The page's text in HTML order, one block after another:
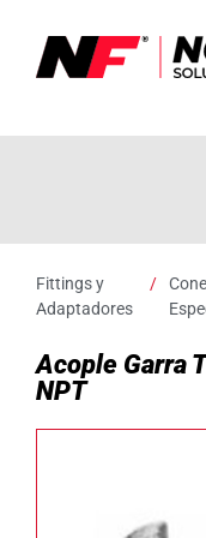
Fittings y
Adaptadores
/
Acople Garra
NPT